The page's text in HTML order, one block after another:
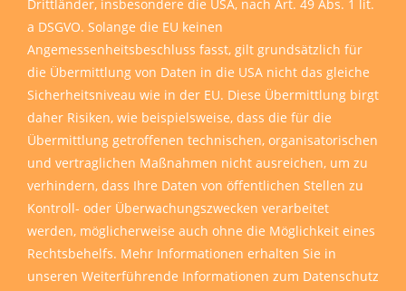
Drittländer, insbesondere die USA, nach Art. 49 Abs. 1 lit.
a DSGVO. Solange die EU keinen
Angemessenheitsbeschluss fasst, gilt grundsätzlich für
die Übermittlung von Daten in die USA nicht das gleiche
Sicherheitsniveau wie in der EU. Diese Übermittlung birgt
daher Risiken, wie beispielsweise, dass die für die
Übermittlung getroffenen technischen, organisatorischen
und vertraglichen Maßnahmen nicht ausreichen, um zu
verhindern, dass Ihre Daten von öffentlichen Stellen zu
Kontroll- oder Überwachungszwecken verarbeitet
werden, möglicherweise auch ohne die Möglichkeit eines
Rechtsbehelfs. Mehr Informationen erhalten Sie in
unseren Weiterführende Informationen zum Datenschutz